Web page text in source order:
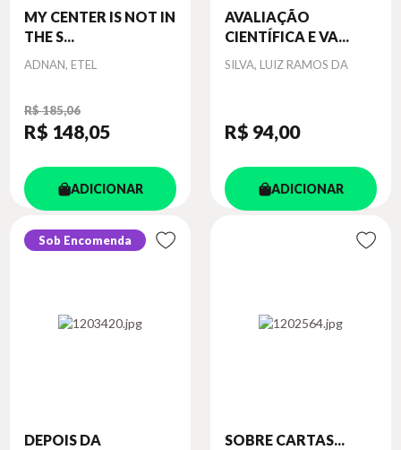
MY CENTER IS NOT IN
THE S...
Autor
ADNAN, ETEL
R$ 185,06
R$ 148,05
ADICIONAR
AVALIAÇÃO
CIENTÍFICA E VA...
Autor
SILVA, LUIZ RAMOS DA
R$ 94,00
ADICIONAR
Sob Encomenda
DEPOIS DA
SOBRE CARTAS...